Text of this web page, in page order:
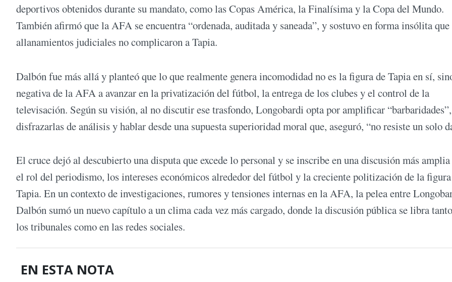
deportivos obtenidos durante su mandato, como las Copas América, la Finalísima y la Copa del Mundo.
También afirmó que la AFA se encuentra “ordenada, auditada y saneada”, y sostuvo en forma insólita
allanamientos judiciales no complicaron a Tapia.
Dalbón fue más allá y planteó que lo que realmente genera incomodidad no es la figura de Tapia en sí,
negativa de la AFA a avanzar en la privatización del fútbol, la entrega de los clubes y el control de la
televisación. Según su visión, al no discutir ese trasfondo, Longobardi opta por amplificar “barbaridades”,
disfrazarlas de análisis y hablar desde una supuesta superioridad moral que, aseguró, “no resiste un solo
El cruce dejó al descubierto una disputa que excede lo personal y se inscribe en una discusión más
el rol del periodismo, los intereses económicos alrededor del fútbol y la creciente politización de la
Tapia. En un contexto de investigaciones, rumores y tensiones internas en la AFA, la pelea entre
Dalbón sumó un nuevo capítulo a un clima cada vez más cargado, donde la discusión pública se libra
los tribunales como en las redes sociales.
EN ESTA NOTA